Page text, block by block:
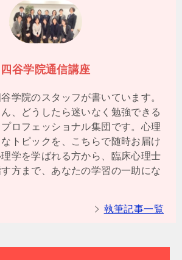
四谷学院通信講座
学院のスタッフが書いています。
、どうしたら迷いなく勉強できる
ロフェッショナル集団です。心理
トピックを、こちらで随時お届け
学を学ばれる方から、臨床心理士
方まで、あなたの学習の一助にな
執筆記事一覧